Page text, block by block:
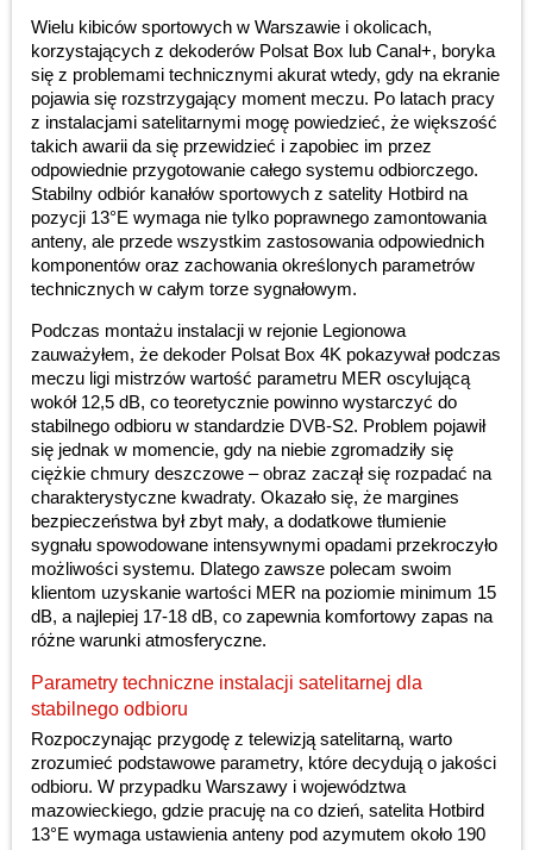
Wielu kibiców sportowych w Warszawie i okolicach,
korzystających z dekoderów Polsat Box lub Canal+, boryka
się z problemami technicznymi akurat wtedy, gdy na ekranie
pojawia się rozstrzygający moment meczu. Po latach pracy
z instalacjami satelitarnymi mogę powiedzieć, że większość
takich awarii da się przewidzieć i zapobiec im przez
odpowiednie przygotowanie całego systemu odbiorczego.
Stabilny odbiór kanałów sportowych z satelity Hotbird na
pozycji 13°E wymaga nie tylko poprawnego zamontowania
anteny, ale przede wszystkim zastosowania odpowiednich
komponentów oraz zachowania określonych parametrów
technicznych w całym torze sygnałowym.
Podczas montażu instalacji w rejonie Legionowa
zauważyłem, że dekoder Polsat Box 4K pokazywał podczas
meczu ligi mistrzów wartość parametru MER oscylującą
wokół 12,5 dB, co teoretycznie powinno wystarczyć do
stabilnego odbioru w standardzie DVB-S2. Problem pojawił
się jednak w momencie, gdy na niebie zgromadziły się
ciężkie chmury deszczowe – obraz zaczął się rozpadać na
charakterystyczne kwadraty. Okazało się, że margines
bezpieczeństwa był zbyt mały, a dodatkowe tłumienie
sygnału spowodowane intensywnymi opadami przekroczyło
możliwości systemu. Dlatego zawsze polecam swoim
klientom uzyskanie wartości MER na poziomie minimum 15
dB, a najlepiej 17-18 dB, co zapewnia komfortowy zapas na
różne warunki atmosferyczne.
Parametry techniczne instalacji satelitarnej dla
stabilnego odbioru
Rozpoczynając przygodę z telewizją satelitarną, warto
zrozumieć podstawowe parametry, które decydują o jakości
odbioru. W przypadku Warszawy i województwa
mazowieckiego, gdzie pracuję na co dzień, satelita Hotbird
13°E wymaga ustawienia anteny pod azymutem około 190